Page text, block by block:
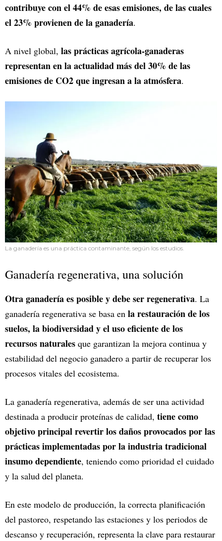
contribuye con el 44% de esas emisiones, de las cuales
el 23% provienen de la ganadería.
A nivel global, las prácticas agrícola-ganaderas
representan en la actualidad más del 30% de las
emisiones de CO2 que ingresan a la atmósfera.
La ganadería es una práctica contaminante, según los estudios.
Ganadería regenerativa, una solución
Otra ganadería es posible y debe ser regenerativa. La
ganadería regenerativa se basa en la restauración de los
suelos, la biodiversidad y el uso eficiente de los
recursos naturales que garantizan la mejora continua y
estabilidad del negocio ganadero a partir de recuperar los
procesos vitales del ecosistema.
La ganadería regenerativa, además de ser una actividad
destinada a producir proteínas de calidad, tiene como
objetivo principal revertir los daños provocados por las
prácticas implementadas por la industria tradicional
insumo dependiente, teniendo como prioridad el cuidado
y la salud del planeta.
En este modelo de producción, la correcta planificación
del pastoreo, respetando las estaciones y los periodos de
descanso y recuperación, representa la clave para restaurar